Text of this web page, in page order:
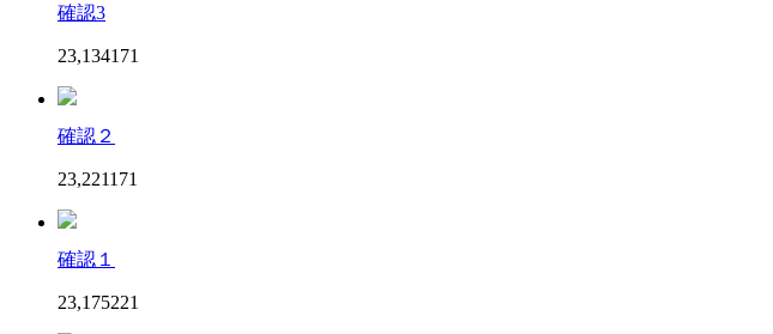
確認3
23,134171
確認２
23,221171
確認１
23,175221